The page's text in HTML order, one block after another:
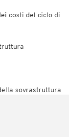
costi del ciclo di
sovrastruttura